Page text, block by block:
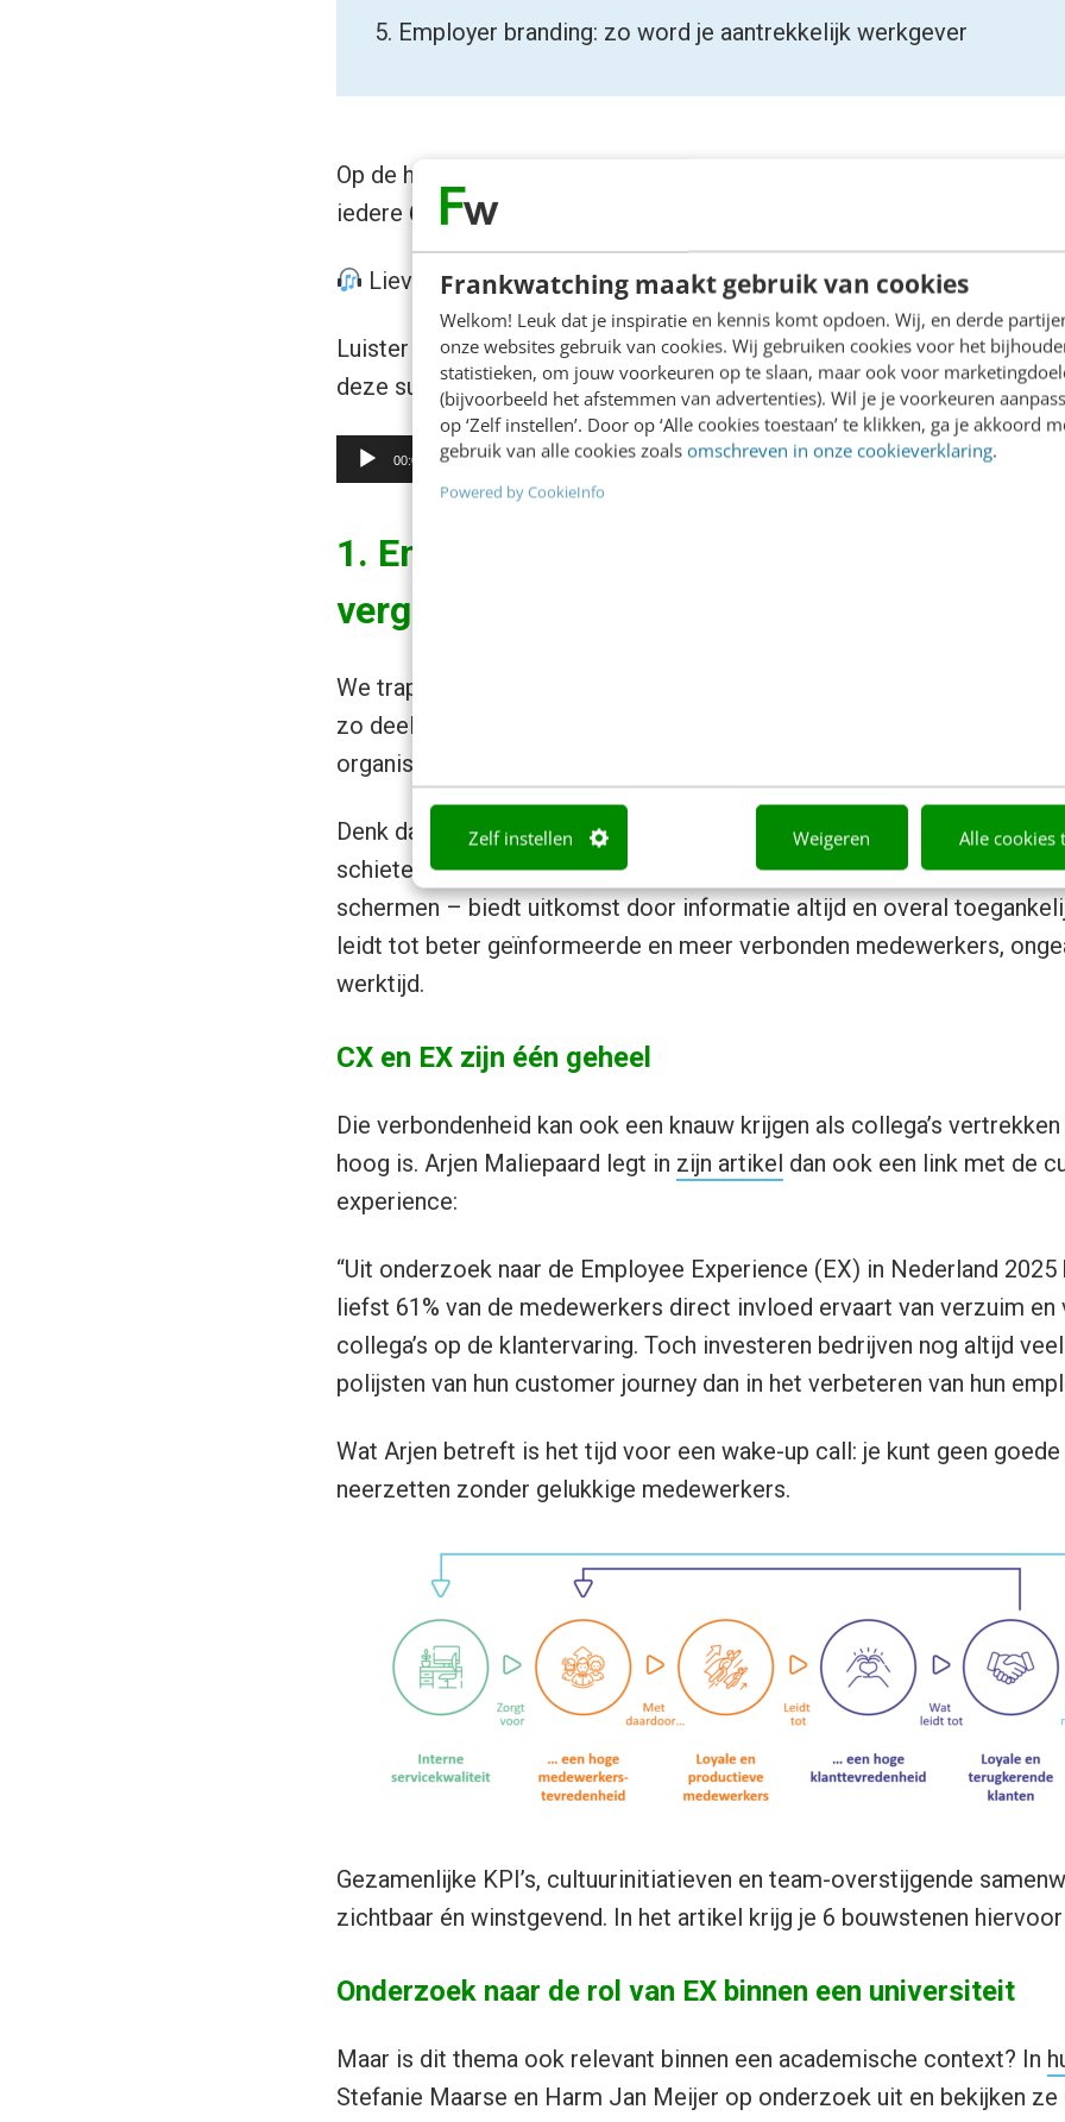
Frankwatching maakt gebruik van cookies
Welkom! Leuk dat je inspiratie en kennis komt opdoen. Wij, en derde
onze websites gebruik van cookies. Wij gebruiken cookies voor het
statistieken, om jouw voorkeuren op te slaan, maar ook voor
(bijvoorbeeld het afstemmen van advertenties). Wil je je voorkeuren
op ‘Zelf instellen’. Door op ‘Alle cookies toestaan’ te klikken, ga je akkoord
gebruik van alle cookies zoals omschreven in onze cookieverklaring.
Powered by CookieInfo
Zelf instellen Weigeren Alle cookies
5. Employer branding: zo word je aantrekkelijk werkgever
Op de hoogte blijven van de laatste artikelen over HR en de
iedere 6 weken bij in de
Liever luisteren? Check de podcastversie
Luister je liever dan je leest? Laat je door 2 AI-hosts in ruim 5
deze summerread, gegenereerd doorNotebookLM.
Audiospeler
00:00
1. Employee experience: focus op
vergeet CX niet
We trappen af met
. Hierbij zijn
zo deelt Joey Pernot in zijn artikel. Want: hoe houd je personeel
organisatie, als zij op verschillende locaties en/of hybride werken?
Denk dan vooral eens verder dan traditionele tools zoals e-mail en
schieten vaak tekort. Asynchrone omnichannel communicatie – via
schermen – biedt uitkomst door informatie altijd en overal
leidt tot beter geïnformeerde en meer verbonden medewerkers,
werktijd.
CX en EX zijn één geheel
Die verbondenheid kan ook een knauw krijgen als collega’s
hoog is. Arjen Maliepaard legt in zijn artikel dan ook een link met de
experience:
“Uit onderzoek naar de Employee Experience (EX) in Nederland
liefst 61% van de medewerkers direct invloed ervaart van verzuim en
collega’s op de klantervaring. Toch investeren bedrijven nog altijd
polijsten van hun customer journey dan in het verbeteren van hun
Wat Arjen betreft is het tijd voor een wake-up call: je kunt geen
neerzetten zonder gelukkige medewerkers.
Gezamenlijke KPI’s, cultuurinitiatieven en team-overstijgende
zichtbaar én winstgevend. In het artikel krijg je 6 bouwstenen hiervoor
Onderzoek naar de rol van EX binnen een universiteit
Maar is dit thema ook relevant binnen een academische context? In
Stefanie Maarse en Harm Jan Meijer op onderzoek uit en bekijken ze